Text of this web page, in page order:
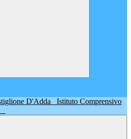
Istituto Comprensivo